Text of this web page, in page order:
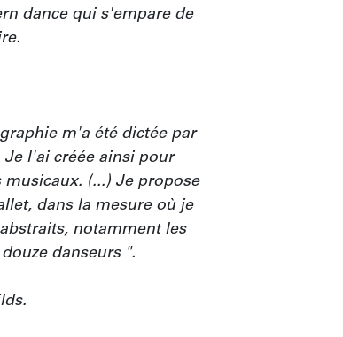
dance qui s'empare de
m'a été dictée par
l'ai créée ainsi pour
(...) Je propose
dans la mesure où je
notamment les
danseurs ".